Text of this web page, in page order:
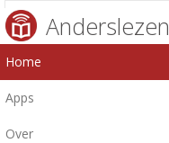
Anderslezen
Home
Apps
Over